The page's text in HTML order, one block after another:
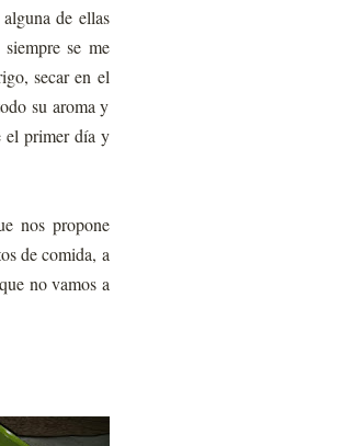
de ellas
se me
secar en el
su aroma y
el primer día y
nos propone
de comida, a
no vamos a